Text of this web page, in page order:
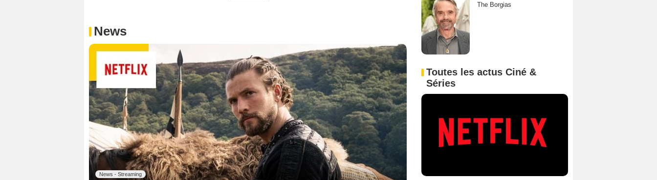
News
News - Streaming
The Borgias
Toutes les actus Ciné &
Séries